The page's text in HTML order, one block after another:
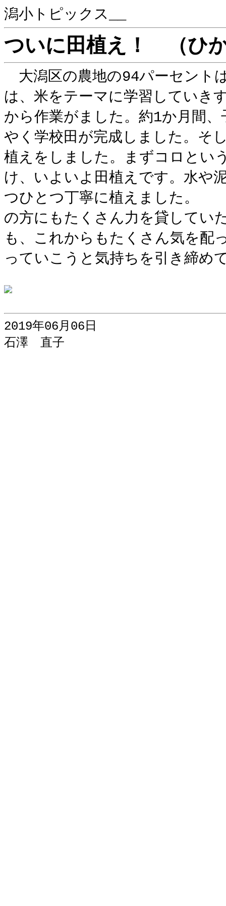
潟小トピックス__
ついに田植え！ （ひ
大潟区の農地の94パーセント
は、米をテーマに学習していき
から作業がました。約1か月間
やく学校田が完成しました。そ
植えをしました。まずコロとい
け、いよいよ田植えです。水や
つひとつ丁寧に植えました
の方にもたくさん力を貸してい
も、これからもたくさん気を配
っていこうと気持ちを引き締め
2019年06月06日
石澤 直子